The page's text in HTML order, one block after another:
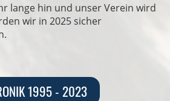
lange hin und unser Verein wird
wir in 2025 sicher
1995 - 2023